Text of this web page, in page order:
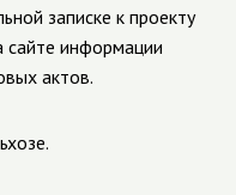
записке к проекту
сайте информации
актов.